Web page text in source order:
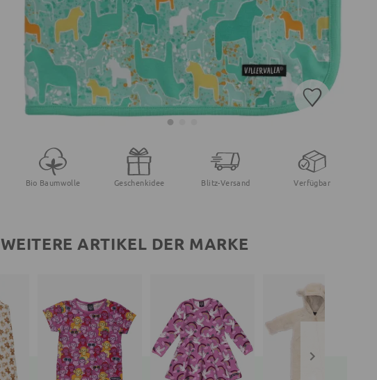
Bio Baumwolle Geschenkidee Blitz-Versand Verfügbar
WEITERE ARTIKEL DER MARKE